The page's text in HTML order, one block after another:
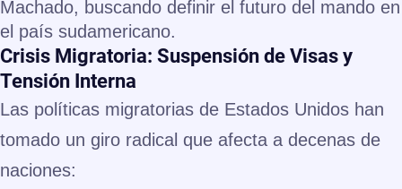
Machado, buscando definir el futuro del mando en
el país sudamericano.
Crisis Migratoria: Suspensión de Visas y
Tensión Interna
Las políticas migratorias de Estados Unidos han
tomado un giro radical que afecta a decenas de
naciones: